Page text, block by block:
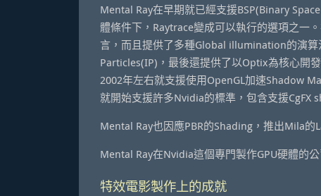
Mental Ray在早期就已經支援BSP(Binary
體條件下，Raytrace變成可以執行的選項之一
言，而且提供了多種Global illumination的演
Particles(IP)，最後還提供了以Optix為核心開
2002年左右就支援使用OpenGL加速Shadow
就開始支援許多Nvidia的標準，包含支援CgFX
Mental Ray也因應PBR的Shading，推出Mila
Mental Ray在Nvidia這個專門製作GPU硬體的
特效電影製作上的成就